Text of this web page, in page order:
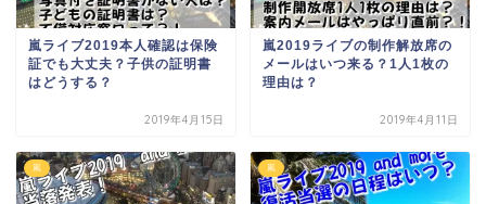
嵐ライブ2019本人確認は保険
証でも大丈夫？子供の証明書
はどうする？
2019年4月15日
嵐2019ライブの制作解放席の
メールはいつ来る？1人1枚の
理由は？
2019年4月11日
嵐 嵐